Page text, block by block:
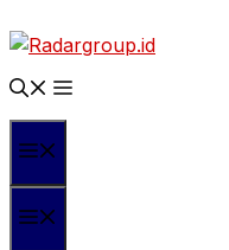
ke
isi